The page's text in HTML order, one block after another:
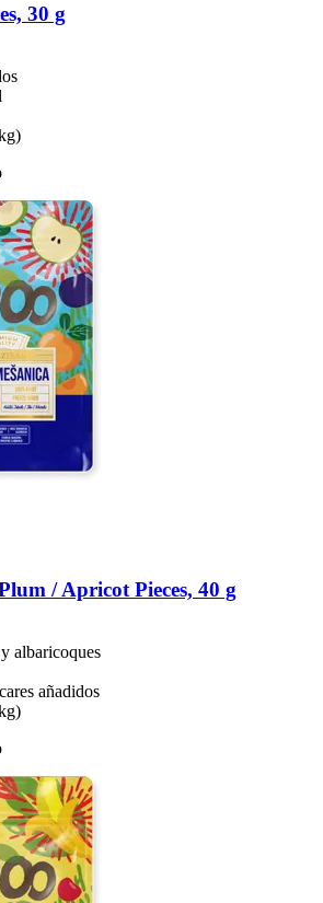
30 g
/ Apricot Pieces, 40 g
albaricoques
añadidos